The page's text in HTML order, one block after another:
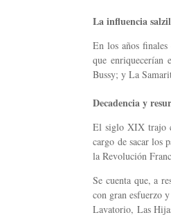
La influencia
En los años
que enriquecerían
Bussy; y La
Decadencia y
El siglo XIX trajo
cargo de sacar los
la Revolución
Se cuenta que, a
con gran esfuerzo
Lavatorio, Las